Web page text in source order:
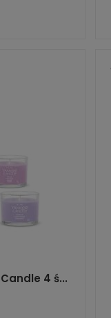
4 ś...